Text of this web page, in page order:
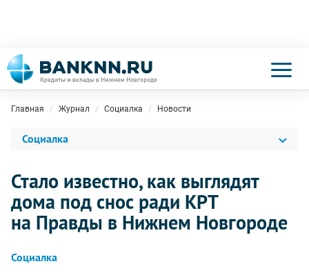
Главная Журнал Социалка Новости
Социалка
Стало известно, как выглядят
дома под снос ради КРТ
на Правды в Нижнем Новгороде
Социалка